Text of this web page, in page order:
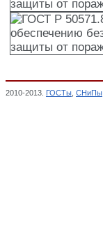
2010-2013. ГОСТы СНиПы